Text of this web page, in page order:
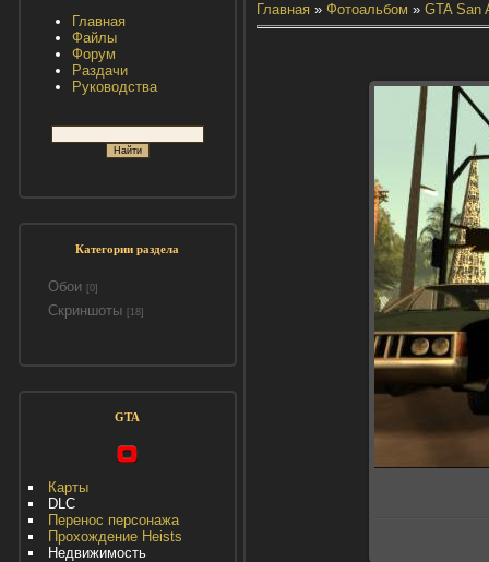
Главная
Файлы
Форум
Раздачи
Руководства
Категории раздела
Обои [0]
Скриншоты [18]
GTA
Карты
DLC
Перенос персонажа
Прохождение Heists
Недвижимость
Главная» Фотоальбом » GTA San